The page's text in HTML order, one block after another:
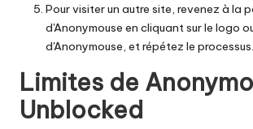
Pour visiter un autre site, revenez à la
d'Anonymouse en cliquant sur le logo
d'Anonymouse, et répétez le processus.
Limites de
Unblocked